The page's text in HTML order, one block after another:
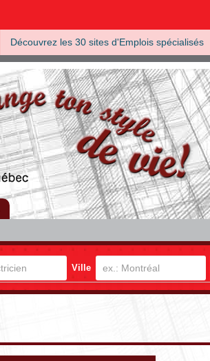
Découvrez les 30 sites d'Emplois spécialisés
Ville